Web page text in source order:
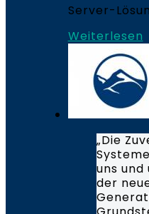
Server-
Weiterlesen
„Die
uns und
der